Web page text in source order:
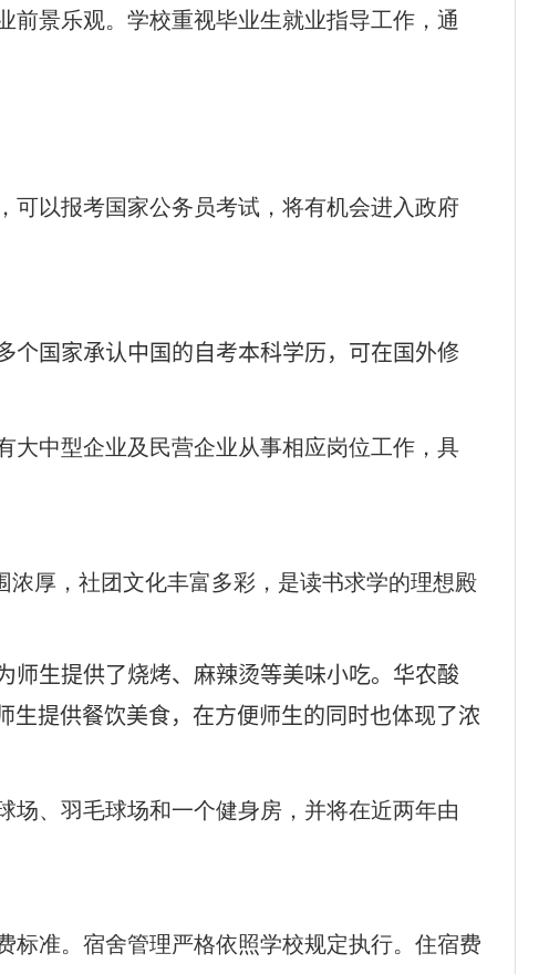
前景乐观。学校重视毕业生就业指导工作，通
可以报考国家公务员考试，将有机会进入政府
个国家承认中国的自考本科学历，可在国外修
大中型企业及民营企业从事相应岗位工作，具
浓厚，社团文化丰富多彩，是读书求学的理想殿
师生提供了烧烤、麻辣烫等美味小吃。华农酸
生提供餐饮美食，在方便师生的同时也体现了浓
场、羽毛球场和一个健身房，并将在近两年由
标准。宿舍管理严格依照学校规定执行。住宿费